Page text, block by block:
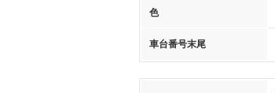
色
車台番号末尾